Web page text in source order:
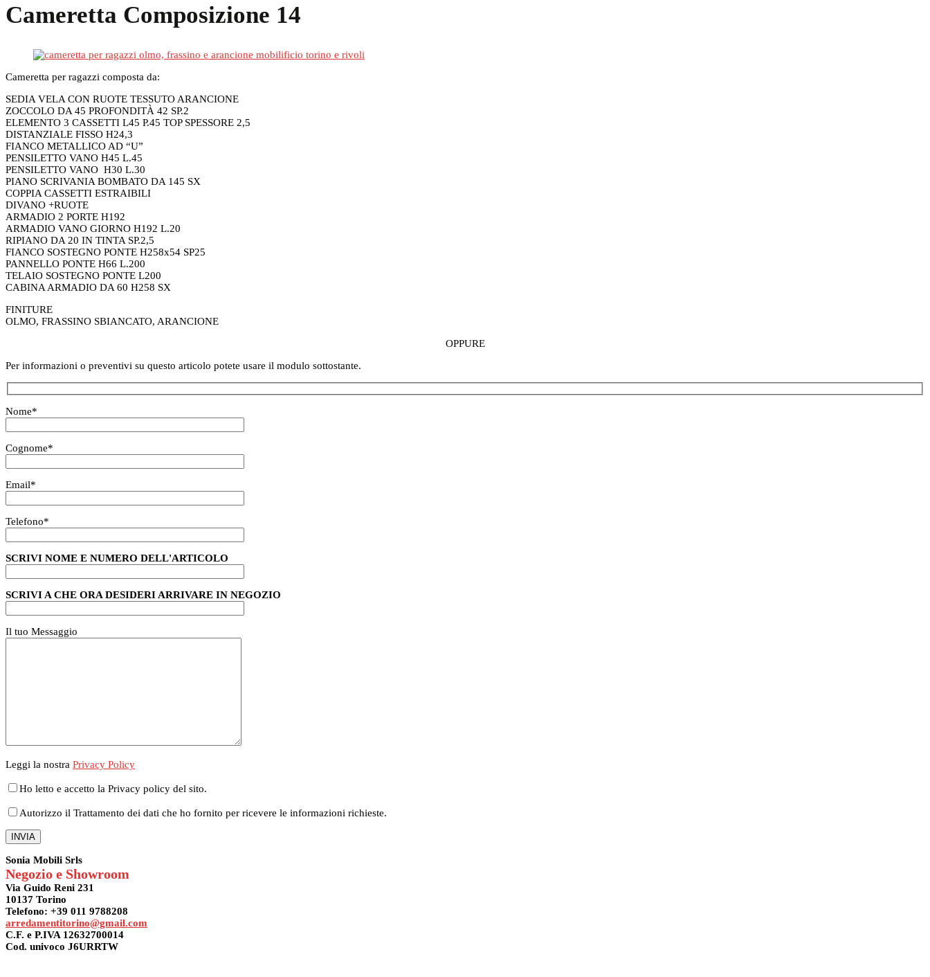
Cameretta Composizione 14
Cameretta per ragazzi composta da:
SEDIA VELA CON RUOTE TESSUTO ARANCIONE
ZOCCOLO DA 45 PROFONDITÀ 42 SP.2
ELEMENTO 3 CASSETTI L45 P.45 TOP SPESSORE 2,5
DISTANZIALE FISSO H24,3
FIANCO METALLICO AD “U”
PENSILETTO VANO H45 L.45
PENSILETTO VANO H30 L.30
PIANO SCRIVANIA BOMBATO DA 145 SX
COPPIA CASSETTI ESTRAIBILI
DIVANO +RUOTE
ARMADIO 2 PORTE H192
ARMADIO VANO GIORNO H192 L.20
RIPIANO DA 20 IN TINTA SP.2,5
FIANCO SOSTEGNO PONTE H258x54 SP25
PANNELLO PONTE H66 L.200
TELAIO SOSTEGNO PONTE L200
CABINA ARMADIO DA 60 H258 SX
FINITURE
OLMO, FRASSINO SBIANCATO, ARANCIONE
OPPURE
Per informazioni o preventivi su questo articolo potete usare il modulo sottostante.
Nome*
Cognome*
Email*
Telefono*
SCRIVI NOME E NUMERO DELL'ARTICOLO
SCRIVI A CHE ORA DESIDERI ARRIVARE IN NEGOZIO
Il tuo Messaggio
Leggi la nostra Privacy Policy
Ho letto e accetto la Privacy policy del sito.
Autorizzo il Trattamento dei dati che ho fornito per ricevere le informazioni richieste.
Sonia Mobili Srls
Negozio e Showroom
Via Guido Reni 231
10137 Torino
Telefono: +39 011 9788208
arredamentitorino@gmail.com
C.F. e P.IVA 12632700014
Cod. univoco J6URRTW